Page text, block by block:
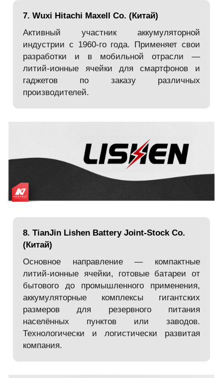
7. Wuxi Hitachi Maxell Co. (Китай)
Активный участник аккумуляторной
индустрии с 1960-го года. Применяет свои
разработки и в мобильной отрасли —
литий-ионные ячейки для смартфонов и
гаджетов по заказу различных
производителей.
8. TianJin Lishen Battery Joint-Stock Co.
(Китай)
Основное направление — компактные
литий-ионные ячейки, готовые батареи от
бытового до промышленного применения,
аккумуляторные комплексы гигантских
размеров для резервного питания
населённых пунктов или заводов.
Технологически и логистически развитая
компания.